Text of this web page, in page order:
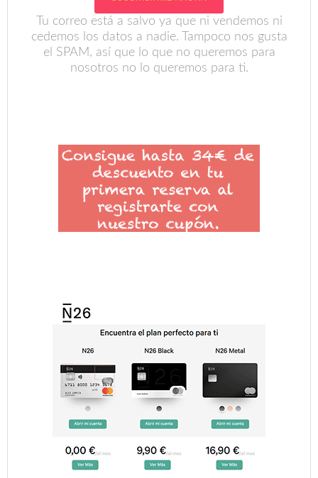
Tu correo está a salvo ya que ni vendemos ni
cedemos los datos a nadie. Tampoco nos gusta
el SPAM, así que lo que no queremos para
nosotros no lo queremos para ti.